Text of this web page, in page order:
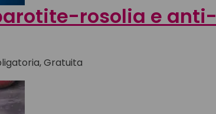
rosolia e anti-
Gratuita